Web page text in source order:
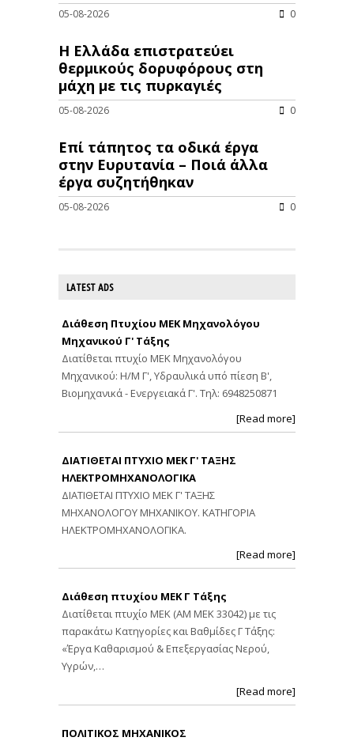
05-08-2026 0
Η Ελλάδα επιστρατεύει
θερμικούς δορυφόρους στη
μάχη με τις πυρκαγιές
05-08-2026 0
Επί τάπητος τα οδικά έργα
στην Ευρυτανία – Ποιά άλλα
έργα συζητήθηκαν
05-08-2026 0
LATEST ADS
Διάθεση Πτυχίου ΜΕΚ Μηχανολόγου
Μηχανικού Γ' Τάξης
Διατίθεται πτυχίο ΜΕΚ Μηχανολόγου
Μηχανικού: Η/Μ Γ', Υδραυλικά υπό πίεση Β',
Βιομηχανικά - Ενεργειακά Γ'. Τηλ: 6948250871
[Read more]
ΔΙΑΤΙΘΕΤΑΙ ΠΤΥΧΙΟ ΜΕΚ Γ' ΤΑΞΗΣ
ΗΛΕΚΤΡΟΜΗΧΑΝΟΛΟΓΙΚΑ
ΔΙΑΤΙΘΕΤΑΙ ΠΤΥΧΙΟ ΜΕΚ Γ' ΤΑΞΗΣ
ΜΗΧΑΝΟΛΟΓΟΥ ΜΗΧΑΝΙΚΟΥ. ΚΑΤΗΓΟΡΙΑ
ΗΛΕΚΤΡΟΜΗΧΑΝΟΛΟΓΙΚΑ.
[Read more]
Διάθεση πτυχίου ΜΕΚ Γ Τάξης
Διατίθεται πτυχίο ΜΕΚ (ΑΜ ΜΕΚ 33042) με τις
παρακάτω Κατηγορίες και Βαθμίδες Γ Τάξης:
«Έργα Καθαρισμού & Επεξεργασίας Νερού,
Υγρών,…
[Read more]
ΠΟΛΙΤΙΚΟΣ ΜΗΧΑΝΙΚΟΣ